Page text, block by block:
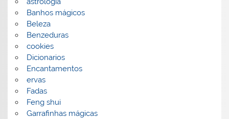
Banhos mágicos
Beleza
Benzeduras
cookies
Dicionarios
Encantamentos
ervas
Fadas
Feng shui
Garrafinhas mágicas